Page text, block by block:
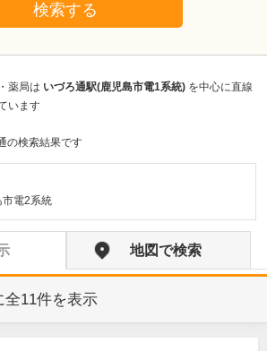
検索する
薬局は いづろ通駅(鹿児島市電1系統) を中心に直線
います
の検索結果です
市電2系統
地図で検索
全11件を表示